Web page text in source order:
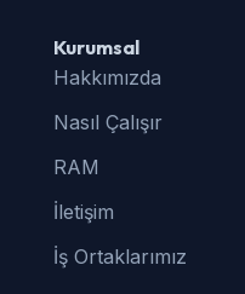
Kurumsal
Hakkımızda
Nasıl Çalışır
RAM
İletişim
İş Ortaklarımız